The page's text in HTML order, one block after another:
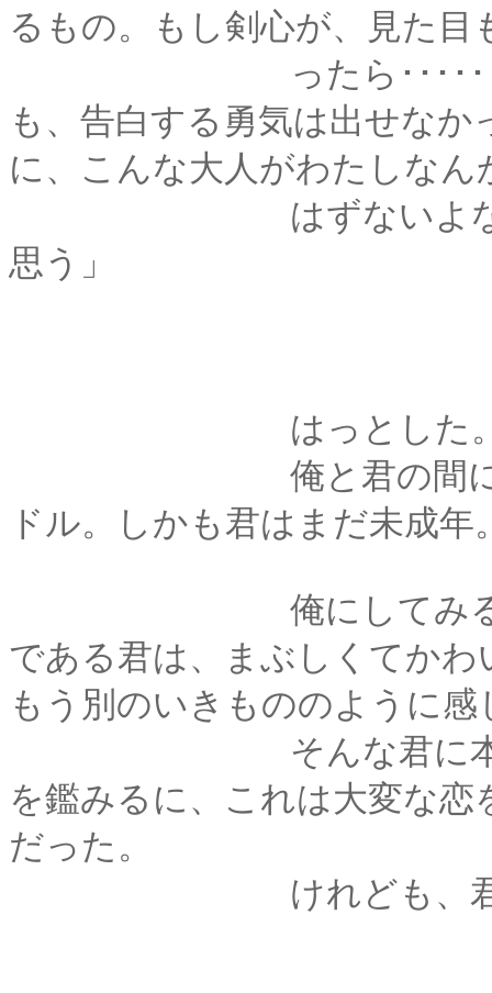
るもの。もし剣心が、見た目
ったら･･････わたし
も、告白する勇気は出せな
に、こんな大人がわたしなん
はずないよなぁ、っ
思う」
はっとした
俺と君の間にある、
ドル。しかも君はまだ未成年
俺にしてみるとひと
である君は、まぶしくてか
もう別のいきもののように
そんな君に本気で恋
を鑑みるに、これは大変な
だった。
けれども、君